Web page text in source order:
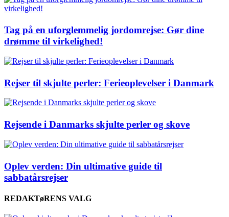
Tag på en uforglemmelig jordomrejse: Gør dine
drømme til virkelighed!
Rejser til skjulte perler: Ferieoplevelser i Danmark
Rejsende i Danmarks skjulte perler og skove
Oplev verden: Din ultimative guide til
sabbatårsrejser
REDAKTøRENS VALG